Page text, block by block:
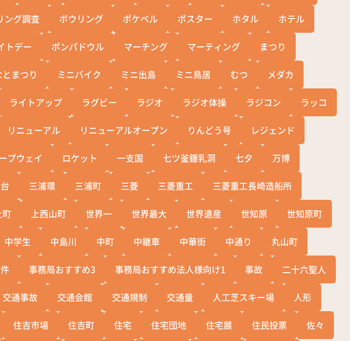
ング調査 ボウリング ポケベル ポスター ホタル ホテル
トデー ポンパドウル マーチング マーティング まつり
まつり ミニバイク ミニ出島 ミニ鳥居 むつ メダカ
ライトアップ ラグビー ラジオ ラジオ体操 ラジコン ラッコ
リニューアル リニューアルオープン りんどう号 レジェンド
プウェイ ロケット 一支国 七ツ釜鍾乳洞 七夕 万博
三浦環 三浦町 三菱 三菱重工 三菱重工長崎造船所
町 上西山町 世界一 世界最大 世界遺産 世知原 世知原町
中学生 中島川 中町 中継車 中華街 中通り 丸山町
事務局おすすめ3 事務局おすすめ法人様向け1 事故 二十六聖人
交通事故 交通会館 交通規制 交通量 人工芝スキー場 人形
住吉市場 住吉町 住宅 住宅団地 住宅展 住民投票 佐々